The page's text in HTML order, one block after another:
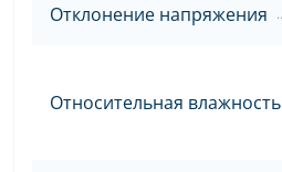
Отклонение напряжения
Относительная влажность